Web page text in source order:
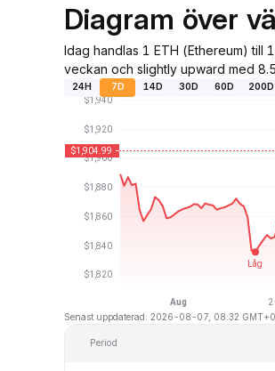
Diagram över
Idag handlas 1 ETH (Ethereum) till
veckan och slightly upward med
24H 7D 14D 30D 60D 200D
Senast uppdaterad: 2026-08-07, 08:32 GMT+0
Period